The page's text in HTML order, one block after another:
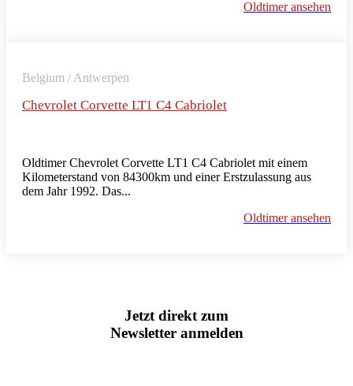
Oldtimer ansehen
Belgium / Antwerpen
Chevrolet Corvette LT1 C4 Cabriolet
Oldtimer Chevrolet Corvette LT1 C4 Cabriolet mit einem
Kilometerstand von 84300km und einer Erstzulassung aus
dem Jahr 1992. Das...
Oldtimer ansehen
Jetzt direkt zum
Newsletter anmelden